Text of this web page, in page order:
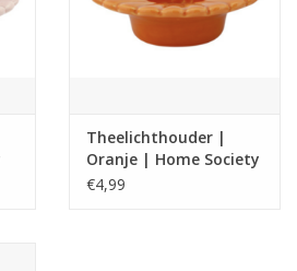
Theelichthouder |
Oranje | Home Society
€4,99